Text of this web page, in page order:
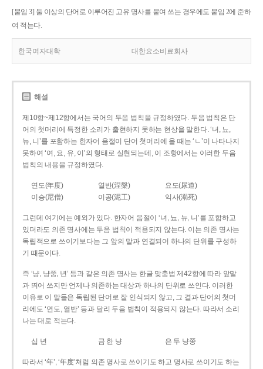
[붙임 3] 둘 이상의 단어로 이루어진 고유 명사를 붙여 쓰는 경우에도 붙임 2에 준하
여 적는다.
한국여자대학 대한요소비료회사
해설
제10항~제12항에서는 국어의 두음 법칙을 규정하였다. 두음 법칙은 단
어의 첫머리에 특정한 소리가 출현하지 못하는 현상을 말한다. ‘녀, 뇨,
뉴, 니’를 포함하는 한자어 음절이 단어 첫머리에 올 때는 ‘ㄴ’이 나타나지
못하여 ‘여, 요, 유, 이’의 형태로 실현되는데, 이 조항에서는 이러한 두음
법칙의 내용을 규정하였다.
연도(年度) 열반(涅槃)
요도(尿道)
이승(尼僧)
이공(泥工) 익사(溺死)
그런데 여기에는 예외가 있다. 한자어 음절이 ‘녀, 뇨, 뉴, 니’를 포함하고
있더라도 의존 명사에는 두음 법칙이 적용되지 않는다. 이는 의존 명사는
독립적으로 쓰이기보다는 그 앞의 말과 연결되어 하나의 단위를 구성하
기 때문이다.
즉 ‘냥, 냥쭝, 년’ 등과 같은 의존 명사는 한글 맞춤법 제42항에 따라 앞말
과 띄어 쓰지만 언제나 의존하는 대상과 하나의 단위로 쓰인다. 이러한
이유로 이 말들은 독립된 단어로 잘 인식되지 않고, 그 결과 단어의 첫머
리에도 ‘연도, 열반’ 등과 달리 두음 법칙이 적용되지 않는다. 따라서 소리
나는 대로 적는다.
십 년 금 한 냥 은 두 냥쭝
따라서 ‘年’, ‘年度’처럼 의존 명사로 쓰이기도 하고 명사로 쓰이기도 하는